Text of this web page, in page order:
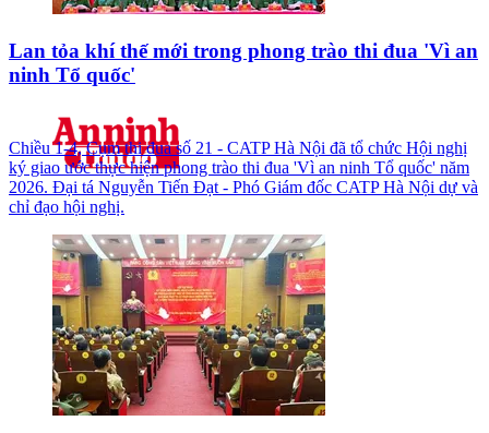
Lan tỏa khí thế mới trong phong trào thi đua 'Vì an
ninh Tổ quốc'
Chiều 1-4, Cụm thi đua số 21 - CATP Hà Nội đã tổ chức Hội nghị
ký giao ước thực hiện phong trào thi đua 'Vì an ninh Tổ quốc' năm
2026. Đại tá Nguyễn Tiến Đạt - Phó Giám đốc CATP Hà Nội dự và
chỉ đạo hội nghị.